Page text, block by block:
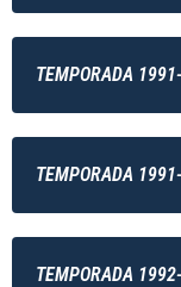
TEMPORADA
TEMPORADA
TEMPORADA